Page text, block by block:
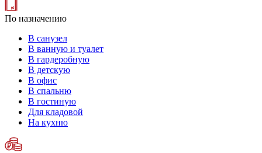
По назначению
В санузел
В ванную и туалет
В гардеробную
В детскую
В офис
В спальню
В гостиную
Для кладовой
На кухню